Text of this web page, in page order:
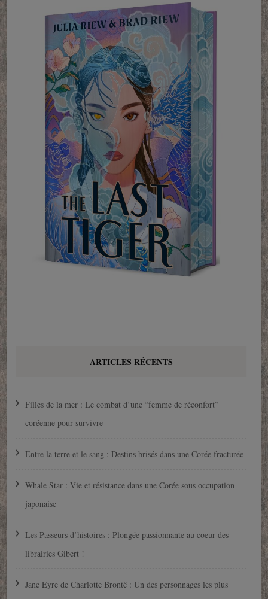
ARTICLES RÉCENTS
Filles de la mer : Le combat d’une “femme de réconfort”
coréenne pour survivre
Entre la terre et le sang : Destins brisés dans une Corée fracturée
Whale Star : Vie et résistance dans une Corée sous occupation
japonaise
Les Passeurs d’histoires : Plongée passionnante au coeur des
librairies Gibert !
Jane Eyre de Charlotte Brontë : Un des personnages les plus